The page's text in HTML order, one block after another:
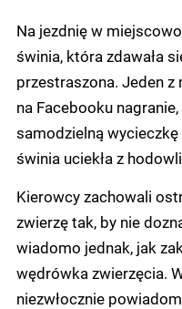
Na jezdnię w
świnia, która zdawała
przestraszona. Jeden
na Facebooku
samodzielną
świnia uciekła z
Kierowcy zachowali
zwierzę tak, by nie
wiadomo jednak, jak
wędrówka zwierzęcia.
niezwłocznie